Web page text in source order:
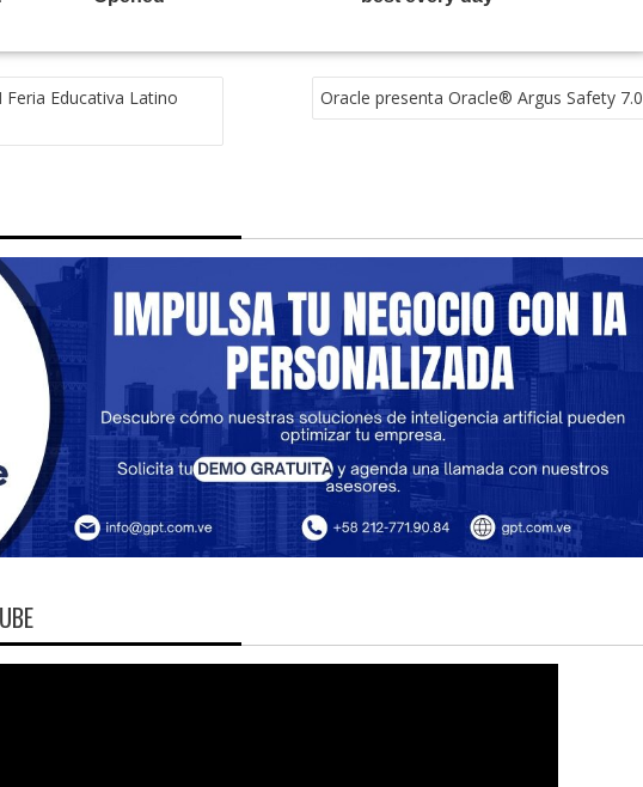
Educativa Latino
Oracle presenta Oracle® Argus Safety 7.0